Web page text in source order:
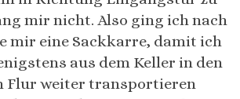
mir nicht. Also ging ich nach
mir eine Sackkarre, damit ich
aus dem Keller in den
Flur weiter transportieren